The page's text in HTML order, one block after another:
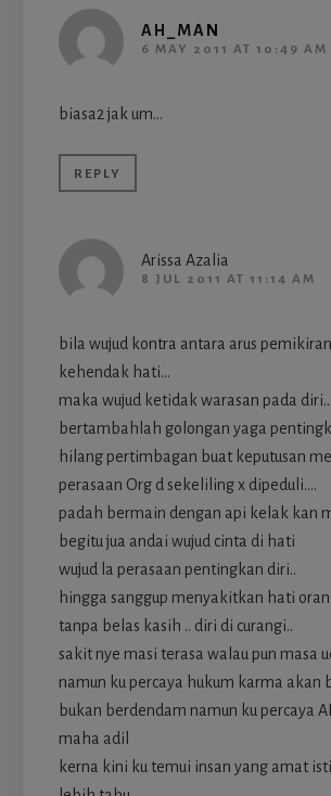
AH_MAN
6 MAY 2011 AT 10:49 AM
biasa2 jak um…
REPLY
Arissa Azalia
8 JUL 2011 AT 11:14 AM
bila wujud kontra antara arus
kehendak hati…
maka wujud ketidak warasan pada diri…
bertambahlah golongan yaga
hilang pertimbagan buat keputusan
perasaan Org d sekeliling x dipeduli….
padah bermain dengan api kelak kan
begitu jua andai wujud cinta di hati
wujud la perasaan pentingkan diri..
hingga sanggup menyakitkan hati
tanpa belas kasih .. diri di curangi..
sakit nye masi terasa walau pun masa
namun ku percaya hukum karma akan
bukan berdendam namun ku percaya
maha adil
kerna kini ku temui insan yang amat